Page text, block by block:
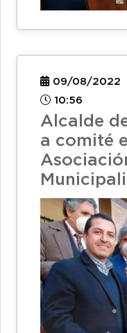
09/08/2022
10:56
Alcalde
a comité